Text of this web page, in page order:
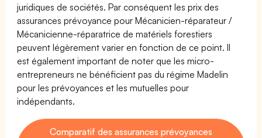
juridiques de sociétés. Par conséquent les prix des
assurances prévoyance pour Mécanicien-réparateur /
Mécanicienne-réparatrice de matériels forestiers
peuvent légèrement varier en fonction de ce point. Il
est également important de noter que les micro-
entrepreneurs ne bénéficient pas du régime Madelin
pour les prévoyances et les mutuelles pour
indépendants.
Comparatif des assurances prévoyances